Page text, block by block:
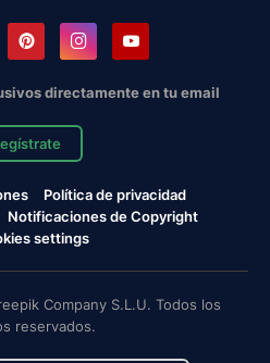
directamente en tu email
Política de privacidad
Notificaciones de Copyright
settings
Company S.L.U. Todos los
reservados.